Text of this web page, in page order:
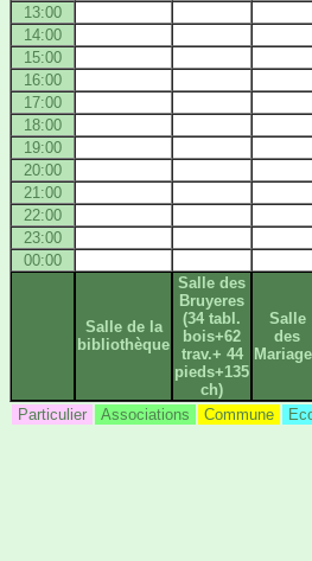
13:00
14:00
15:00
16:00
17:00
18:00
19:00
20:00
21:00
22:00
23:00
00:00
Salle de la
bibliothèque
Salle des
Bruyeres
(34 tabl.
bois+62
trav.+ 44
pieds+135
ch)
Salle
des
Particulier Associations Commune